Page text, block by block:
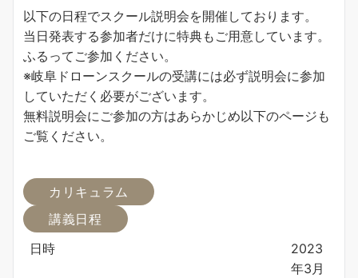
以下の日程でスクール説明会を開催しております。
当日発表する参加者だけに特典もご用意しています。
ふるってご参加ください。
※岐阜ドローンスクールの受講には必ず説明会に参加
していただく必要がございます。
無料説明会にご参加の方はあらかじめ以下のページも
ご覧ください。
カリキュラム
講義日程
日時
2023
年3月